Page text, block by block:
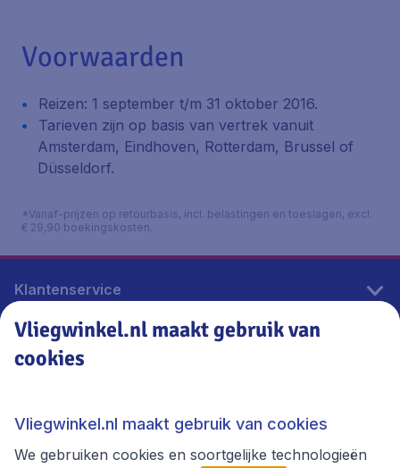
Voorwaarden
Reizen: 1 september t/m 31 oktober 2016.
Tarieven zijn op basis van vertrek vanuit
Amsterdam, Eindhoven, Rotterdam, Brussel of
Düsseldorf.
*Vanaf-prijzen op retourbasis, incl. belastingen en toeslagen, excl.
€ 29,90 boekingskosten.
Klantenservice
Vliegwinkel.nl
Thema's
Vliegwinkel.nl maakt gebruik van
cookies
Vliegwinkel.nl maakt gebruik van cookies
We gebruiken cookies en soortgelijke technologieën